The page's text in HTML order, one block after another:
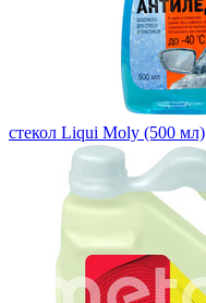
стекол Liqui Moly (500 мл)